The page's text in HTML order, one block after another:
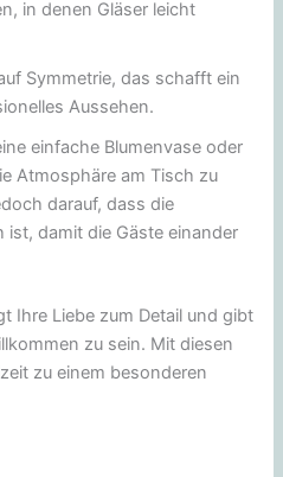
in denen Gläser leicht
Symmetrie, das schafft ein
Aussehen.
einfache Blumenvase oder
Atmosphäre am Tisch zu
darauf, dass die
damit die Gäste einander
Ihre Liebe zum Detail und gibt
zu sein. Mit diesen
zu einem besonderen